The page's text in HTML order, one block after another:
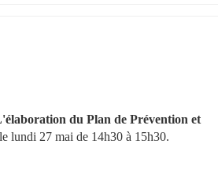
du Plan de Prévention et
lundi 27 mai de 14h30 à 15h30.